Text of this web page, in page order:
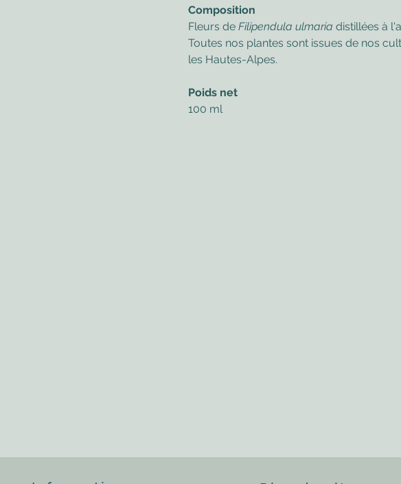
Composition
Fleurs de Filipendula ulmaria distillées à
Toutes nos plantes sont issues de nos
les Hautes-Alpes.
Poids net
100 ml